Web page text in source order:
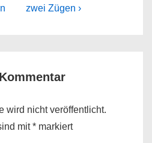
Post
zwei Zügen ›
wird nicht veröffentlicht.
mit* markiert